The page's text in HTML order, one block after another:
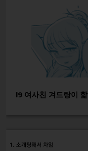
l9 여사친 겨드랑이